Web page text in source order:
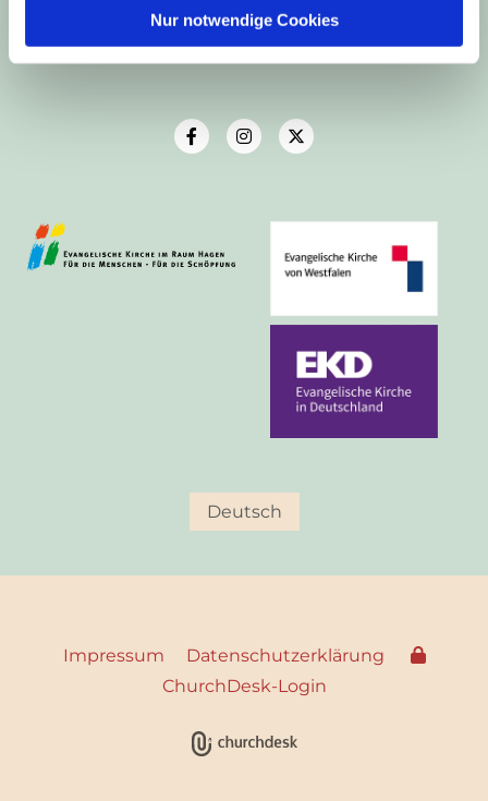
Nur notwendige Cookies
Telefon: 02331-43438
Email: buero@kirchengemeinde-haspe.de
Deutsch
Impressum
Datenschutzerklärung
ChurchDesk-Login